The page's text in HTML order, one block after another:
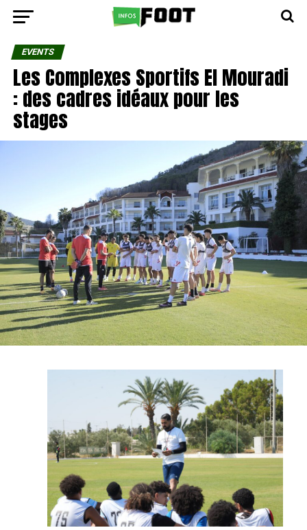
EVENTS
Les Complexes Sportifs El Mouradi
: des cadres idéaux pour les
stages